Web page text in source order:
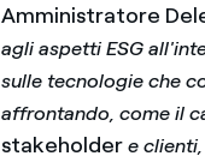
Amministratore
agli aspetti ESG
sulle tecnologie che
affrontando, come il
stakeholder e